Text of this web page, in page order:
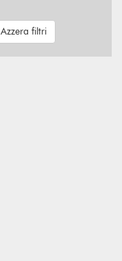
Azzera filtri